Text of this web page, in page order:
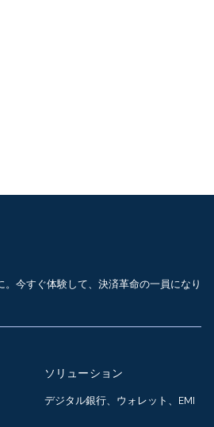
今すぐ体験して、決済革命の一員になり
ソリューション
デジタル銀行、ウォレット、EMI